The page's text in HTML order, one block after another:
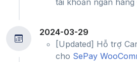
2024-03-29
[Updated] Hỗ trợ
cho SePay